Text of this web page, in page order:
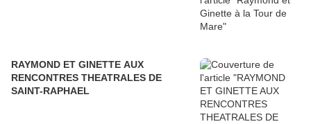
RAYMOND ET GINETTE AUX
RENCONTRES THEATRALES DE
SAINT-RAPHAEL